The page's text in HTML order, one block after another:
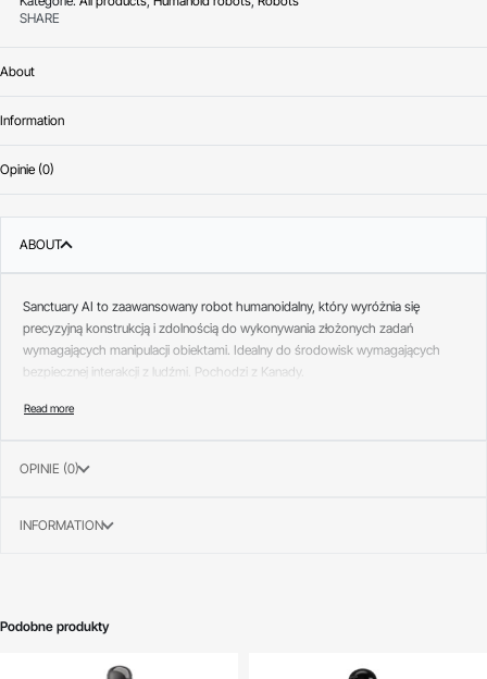
SHARE
About
Information
Opinie (0)
ABOUT
Sanctuary AI to zaawansowany robot humanoidalny, który wyróżnia się
precyzyjną konstrukcją i zdolnością do wykonywania złożonych zadań
wymagających manipulacji obiektami. Idealny do środowisk wymagających
bezpiecznej interakcji z ludźmi. Pochodzi z Kanady.
OPINIE (0)
INFORMATION
Podobne produkty